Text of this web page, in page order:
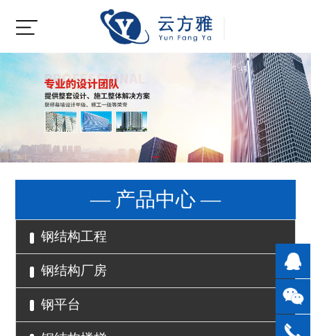
— 产品中心 —
钢结构工程
钢结构厂房
钢平台